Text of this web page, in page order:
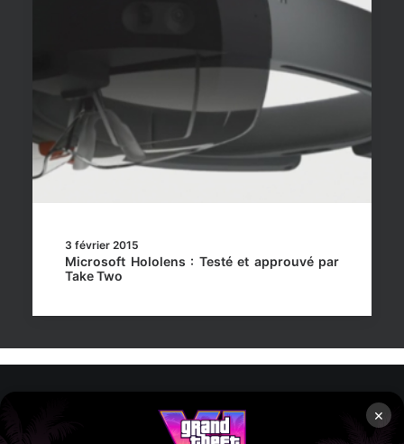
×
3 février 2015
Microsoft Hololens : Testé et approuvé par
Take Two
Rockstar Mag’, Copyright © 2013-2026 – Tous droits réservés –